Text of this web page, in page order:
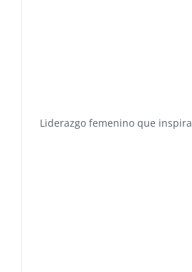
Liderazgo femenino que inspira